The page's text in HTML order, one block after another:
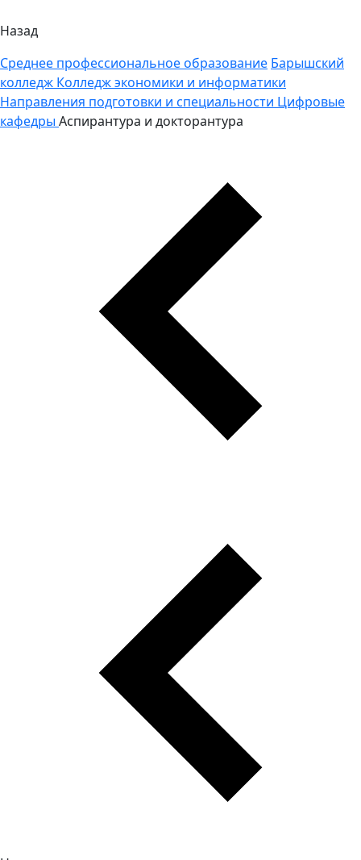
Назад
Среднее профессиональное образование Барышский
колледж Колледж экономики и информатики
Направления подготовки и специальности Цифровые
кафедры Аспирантура и докторантура